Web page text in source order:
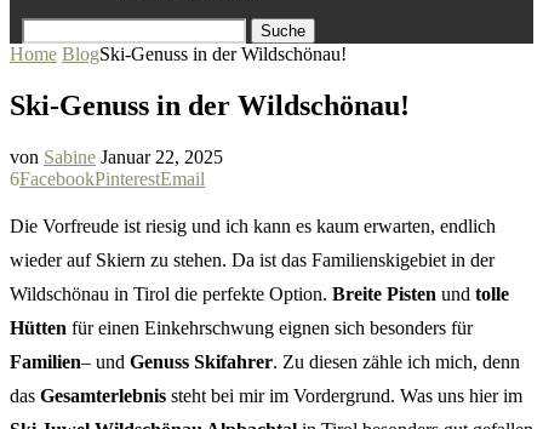
Suche
Home BlogSki-Genuss in der Wildschönau!
Ski-Genuss in der Wildschönau!
von Sabine Januar 22, 2025
6FacebookPinterestEmail
Die Vorfreude ist riesig und ich kann es kaum erwarten, endlich
wieder auf Skiern zu stehen. Da ist das Familienskigebiet in der
Wildschönau in Tirol die perfekte Option. Breite Pisten und tolle
Hütten für einen Einkehrschwung eignen sich besonders für
Familien– und Genuss Skifahrer. Zu diesen zähle ich mich, denn
das Gesamterlebnis steht bei mir im Vordergrund. Was uns hier im